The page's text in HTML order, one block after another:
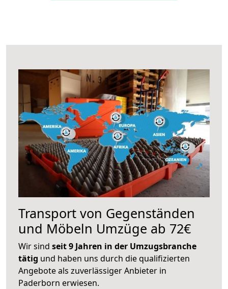
Transport von Gegenständen
und Möbeln Umzüge ab 72€
Wir sind seit 9 Jahren in der Umzugsbranche
tätig und haben uns durch die qualifizierten
Angebote als zuverlässiger Anbieter in
Paderborn erwiesen.